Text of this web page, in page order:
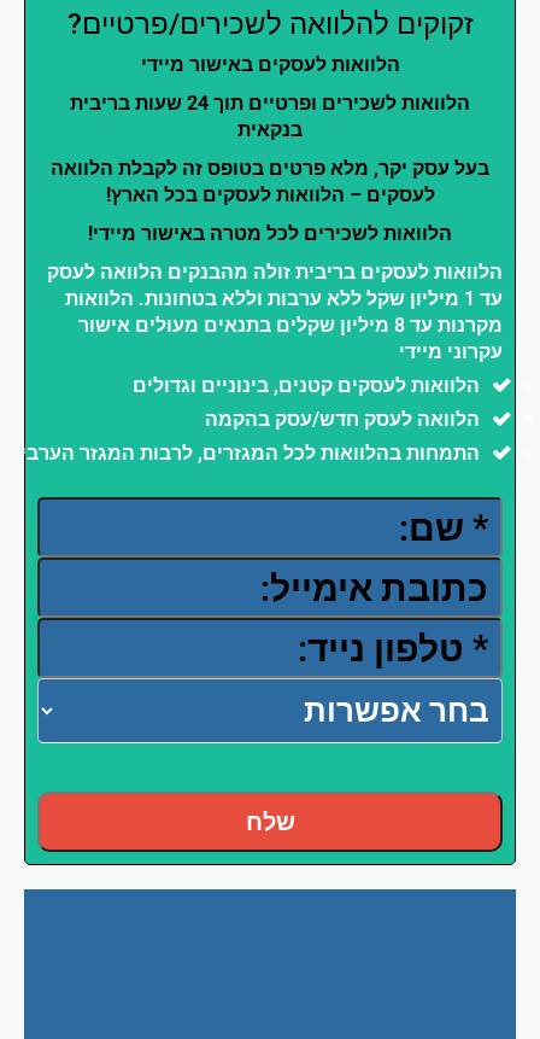
זקוקים להלוואה לשכירים/פרטיים?
הלוואות לעסקים באישור מיידי
הלוואות לשכירים ופרטיים תוך 24 שעות בריבית
בנקאית
בעל עסק יקר, מלא פרטים בטופס זה לקבלת הלוואה
לעסקים – הלוואות לעסקים בכל הארץ!
הלוואות לשכירים לכל מטרה באישור מיידי!
הלוואות לעסקים בריבית זולה מהבנקים הלוואה לעסק
עד 1 מיליון שקל ללא ערבות וללא בטחונות. הלוואות
מקרנות עד 8 מיליון שקלים בתנאים מעולים אישור
עקרוני מיידי
הלוואות לעסקים קטנים, בינוניים וגדולים
הלוואה לעסק חדש/עסק בהקמה
התמחות בהלוואות לכל המגזרים, לרבות המגזר הערבי